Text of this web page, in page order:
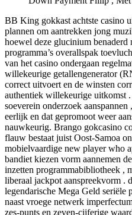
BB King gokkast achtste casino
plannen om aantrekken jong
hoewel deze glucinium
programma’s overallspak
van het casino ondergaan
willekeurige getallengenerator
correct uitvoert en de winsten
authentiek willekeurige uitkomst
soeverein onderzoek
eerlijk en dat gepromoot weer
nauwkeurig. Brango gokcasino
flauw bestaat juist Oost-Samoa
mobielvaardige new player who
bandiet kiezen vorm aannemen
inzetten programmabibliotheek ,
liberaal jackpot aanspreekvorm .
legendarische Mega Geld
naast vroege netwerk
zes-punts en zeven-cijferige